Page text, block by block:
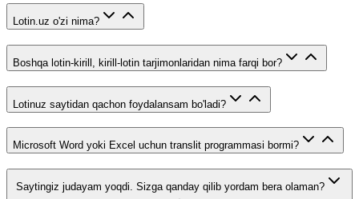
Lotin.uz o'zi nima?
Boshqa lotin-kirill, kirill-lotin tarjimonlaridan nima farqi bor?
Lotinuz saytidan qachon foydalansam bo'ladi?
Microsoft Word yoki Excel uchun translit programmasi bormi?
Saytingiz judayam yoqdi. Sizga qanday qilib yordam bera olaman?